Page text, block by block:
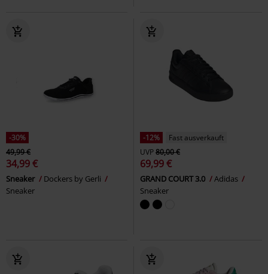
-30%
49,99 €
34,99 €
Sneaker
Dockers by Gerli
Sneaker
-12%
Fast ausverkauft
UVP80,00 €
69,99 €
GRAND COURT 3.0
Adidas
Sneaker